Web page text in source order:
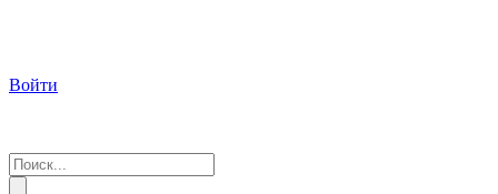
Войти